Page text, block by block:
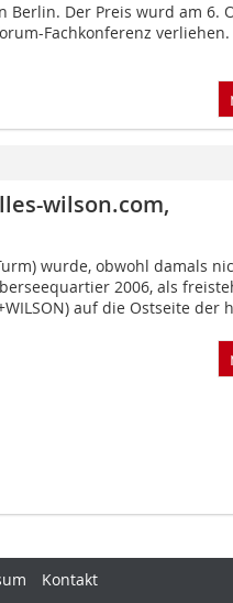
Berlin. Der Preis wurd am 6.
Fachkonferenz verliehen.
wilson.com,
wurde, obwohl damals
2006, als
auf die Ostseite der
Kontakt